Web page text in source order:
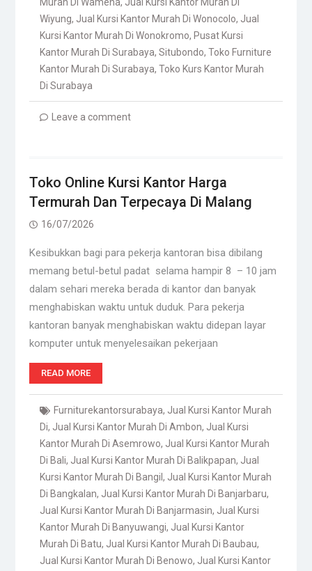
Wiyung, Jual Kursi Kantor Murah Di Wonocolo, Jual
Kursi Kantor Murah Di Wonokromo, Pusat Kursi
Kantor Murah Di Surabaya, Situbondo, Toko Furniture
Kantor Murah Di Surabaya, Toko Kurs Kantor Murah
Di Surabaya
Leave a comment
Toko Online Kursi Kantor Harga
Termurah Dan Terpecaya Di Malang
16/07/2026
Kesibukkan bagi para pekerja kantoran bisa dibilang
memang betul-betul padat selama hampir 8 – 10 jam
dalam sehari mereka berada di kantor dan banyak
menghabiskan waktu untuk duduk. Para pekerja
kantoran banyak menghabiskan waktu didepan layar
komputer untuk menyelesaikan pekerjaan
READ MORE
Furniturekantorsurabaya, Jual Kursi Kantor Murah
Di, Jual Kursi Kantor Murah Di Ambon, Jual Kursi
Kantor Murah Di Asemrowo, Jual Kursi Kantor Murah
Di Bali, Jual Kursi Kantor Murah Di Balikpapan, Jual
Kursi Kantor Murah Di Bangil , Jual Kursi Kantor Murah
Di Bangkalan, Jual Kursi Kantor Murah Di Banjarbaru,
Jual Kursi Kantor Murah Di Banjarmasin, Jual Kursi
Kantor Murah Di Banyuwangi, Jual Kursi Kantor
Murah Di Batu, Jual Kursi Kantor Murah Di Baubau,
Jual Kursi Kantor Murah Di Benowo, Jual Kursi Kantor